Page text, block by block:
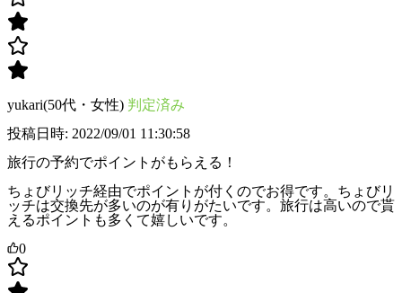
yukari(50代・女性) 判定済み
投稿日時: 2022/09/01 11:30:58
旅行の予約でポイントがもらえる！
ちょびリッチ経由でポイントが付くのでお得です。ちょびリ
ッチは交換先が多いのが有りがたいです。旅行は高いので貰
えるポイントも多くて嬉しいです。
0